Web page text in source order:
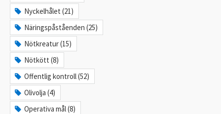
Nyckelhålet (21)
Näringspåståenden (25)
Nötkreatur (15)
Nötkött (8)
Offentlig kontroll (52)
Olivolja (4)
Operativa mål (8)